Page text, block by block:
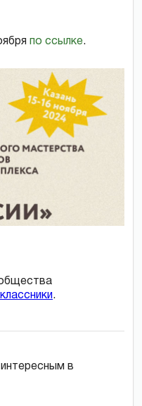
по ссылке.
.
в